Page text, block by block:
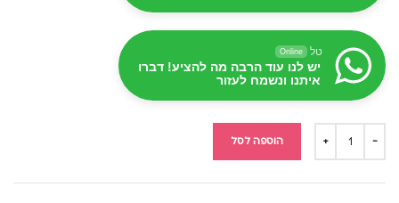
טל Online
יש לנו עוד הרבה מה להציע! דברו
איתנו ונשמח לעזור
הוספה לסל